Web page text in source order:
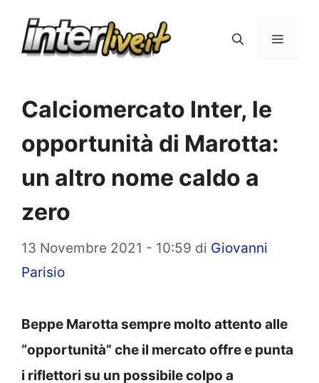
Menu
Calciomercato Inter, le
opportunità di Marotta:
un altro nome caldo a
zero
13 Novembre 2021 - 10:59 di Giovanni
Parisio
Beppe Marotta sempre molto attento alle
“opportunità” che il mercato offre e punta
i riflettori su un possibile colpo a